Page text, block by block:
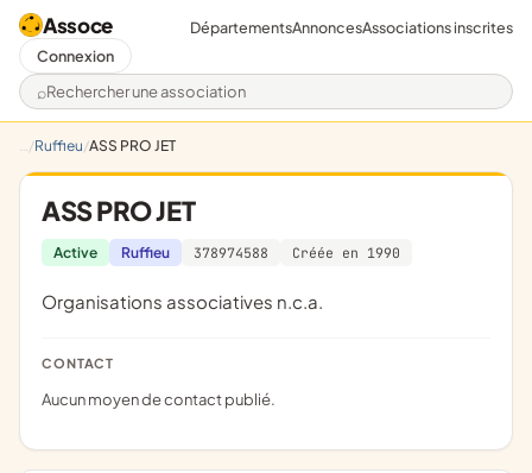
Assoce
Rechercher une association
DépartementsAnnoncesAssociations inscrites
Connexion
Ruffieu ASS PRO JET
ASS PRO JET
Active Ruffieu 378974588 Créée en 1990
Organisations associatives n.c.a.
CONTACT
Aucun moyen de contact publié.